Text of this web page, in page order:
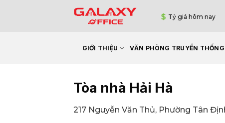
Tỷ giá hôm nay
GIỚI THIỆU VĂN PHÒNG TRUYỀN THỐNG
Tòa nhà Hải Hà
217 Nguyễn Văn Thủ, Phường Tân